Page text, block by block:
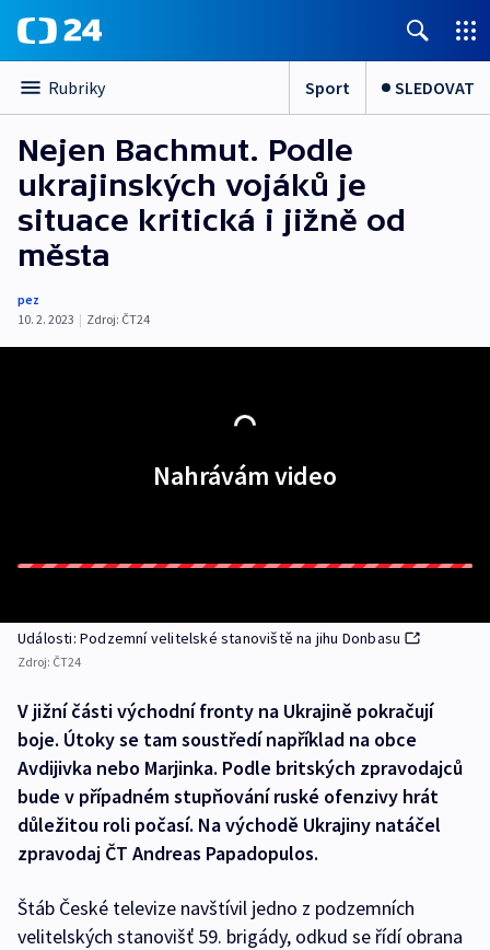
Rubriky Sport SLEDOVAT
Nejen Bachmut. Podle
ukrajinských vojáků je
situace kritická i jižně od
města
pez
10. 2. 2023 | Zdroj: ČT24
Nahrávám video
Události: Podzemní velitelské stanoviště na jihu Donbasu
Zdroj: ČT24
V jižní části východní fronty na Ukrajině pokračují
boje. Útoky se tam soustředí například na obce
Avdijivka nebo Marjinka. Podle britských zpravodajců
bude v případném stupňování ruské ofenzivy hrát
důležitou roli počasí. Na východě Ukrajiny natáčel
zpravodaj ČT Andreas Papadopulos.
Štáb České televize navštívil jedno z podzemních
velitelských stanovišť 59. brigády, odkud se řídí obrana